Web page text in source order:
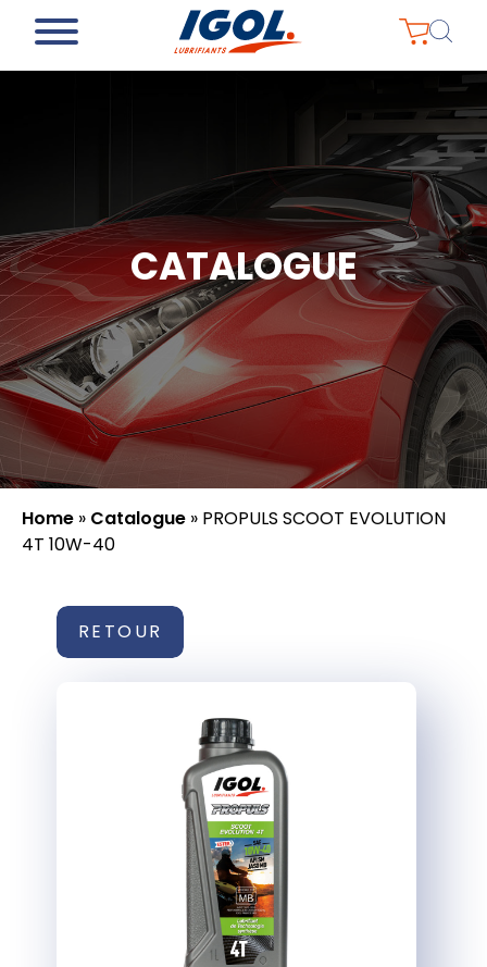
CATALOGUE
Home » Catalogue » PROPULS SCOOT EVOLUTION
4T 10W-40
RETOUR